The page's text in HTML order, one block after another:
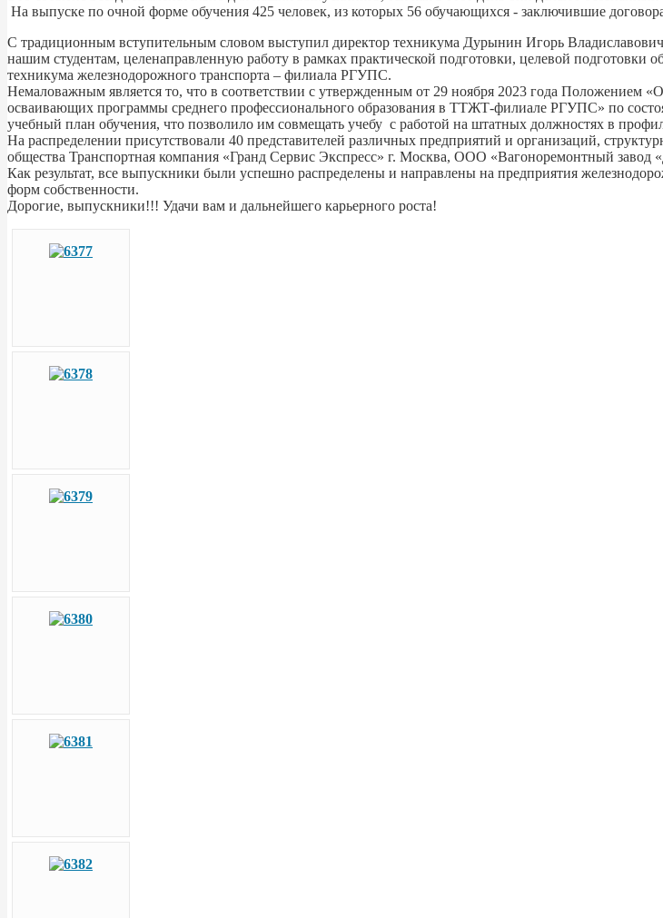
На выпуске по очной форме обучения 425 человек, из которых 56 обучающихся - заключившие
С традиционным вступительным словом выступил директор техникума Дурынин Игорь
нашим студентам, целенаправленную работу в рамках практической подготовки, целевой
техникума железнодорожного транспорта – филиала РГУПС.
Немаловажным является то, что в соответствии с утвержденным от 29 ноября 2023 года Положением
осваивающих программы среднего профессионального образования в ТТЖТ-филиале РГУПС» по
учебный план обучения, что позволило им совмещать учебу с работой на штатных должностях в
На распределении присутствовали 40 представителей различных предприятий и организаций,
общества Транспортная компания «Гранд Сервис Экспресс» г. Москва, ООО «Вагоноремонтный
Как результат, все выпускники были успешно распределены и направлены на предприятия
форм собственности.
Дорогие, выпускники!!! Удачи вам и дальнейшего карьерного роста!